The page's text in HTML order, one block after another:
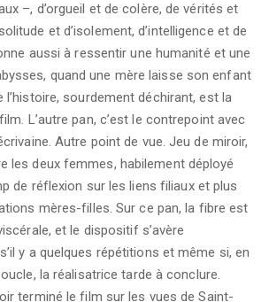
–, d’orgueil et de colère, de vérités et
et d’isolement, d’intelligence et de
aussi à ressentir une humanité et une
quand une mère laisse son enfant
l’histoire, sourdement déchirant, est la
L’autre pan, c’est le contrepoint avec
Autre point de vue. Jeu de miroir,
les deux femmes, habilement déployé
de réflexion sur les liens filiaux et plus
mères-filles. Sur ce pan, la fibre est
et le dispositif s’avère
y a quelques répétitions et même si, en
la réalisatrice tarde à conclure.
terminé le film sur les vues de Saint-